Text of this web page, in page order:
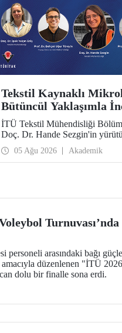
Tekstil Kaynaklı
Bütüncül Yaklaşımla
Analiz ve Azaltım
Geliştirecek Projeye
Desteği
İTÜ Tekstil Mühendisliği
Doç. Dr. Hande Sezgin'in
üstlendiği “Sürdürülebilir Pamuk
Esaslı Tekstil Ürünlerinde
Bağlı Mikrolif Salımı:
proje, TÜBİTAK 2515 –
desteklenmeye hak kazandı.
05 Ağu 2026 Akademik
personeli arasındaki bağı
düzenlenen "İTÜ
dolu bir finalle sona erdi.